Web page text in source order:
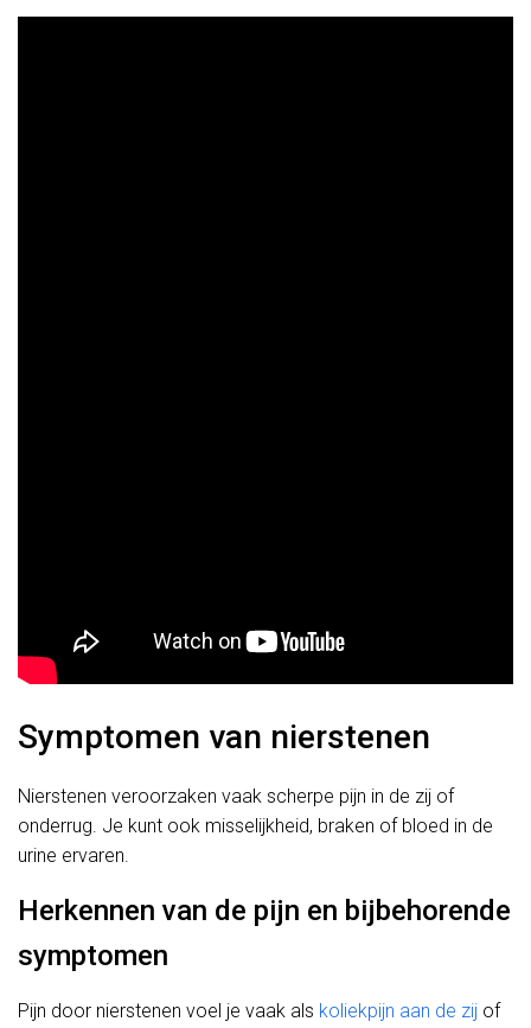
Symptomen van nierstenen
Nierstenen veroorzaken vaak scherpe pijn in de zij of
onderrug. Je kunt ook misselijkheid, braken of bloed in de
urine ervaren.
Herkennen van de pijn en bijbehorende
symptomen
Pijn door nierstenen voel je vaak als koliekpijn aan de zij of